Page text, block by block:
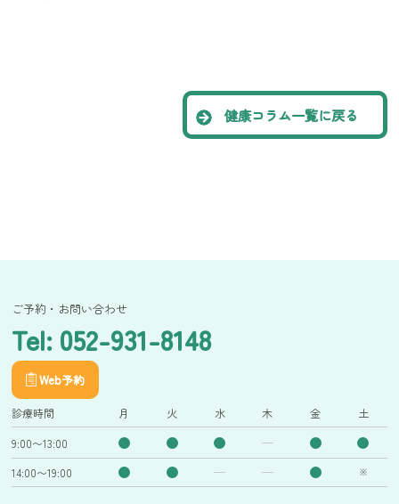
健康コラム一覧に戻る
ご予約・お問い合わせ
Tel: 052-931-8148
Web予約
診療時間 月 火 水 木 金 土
9:00〜13:00
14:00〜19:00
※